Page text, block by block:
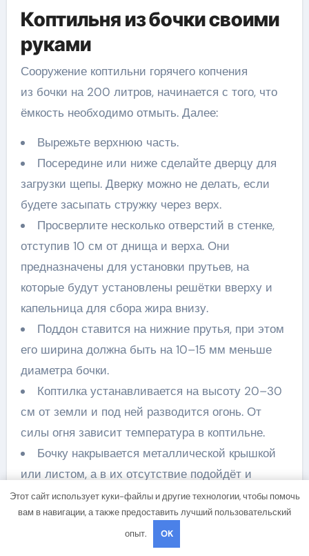
Коптильня из бочки своими
руками
Сооружение коптильни горячего копчения
из бочки на 200 литров, начинается с того, что
ёмкость необходимо отмыть. Далее:
Вырежьте верхнюю часть.
Посередине или ниже сделайте дверцу для
загрузки щепы. Дверку можно не делать, если
будете засыпать стружку через верх.
Просверлите несколько отверстий в стенке,
отступив 10 см от днища и верха. Они
предназначены для установки прутьев, на
которые будут установлены решётки вверху и
капельница для сбора жира внизу.
Поддон ставится на нижние прутья, при этом
его ширина должна быть на 10–15 мм меньше
диаметра бочки.
Коптилка устанавливается на высоту 20–30
см от земли и под ней разводится огонь. От
силы огня зависит температура в коптильне.
Бочку накрывается металлической крышкой
или листом, а в их отсутствие подойдёт и
плотная мешковина.
Этот сайт использует куки-файлы и другие технологии, чтобы помочь
вам в навигации, а также предоставить лучший пользовательский
опыт.
OK